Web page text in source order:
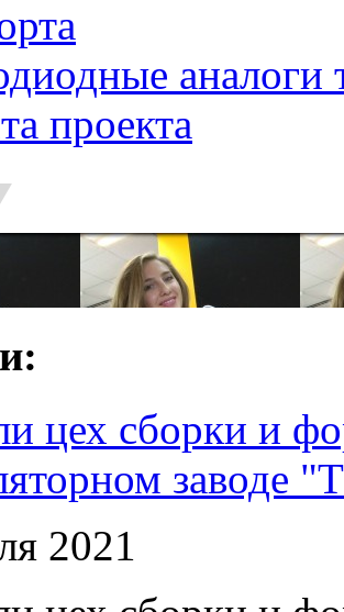
аналоги
проекта
цех сборки и
заводе
2021